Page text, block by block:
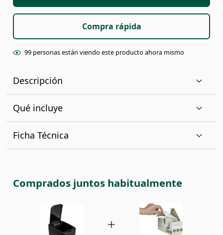
Compra rápida
99 personas están viendo este producto ahora mismo
Descripción
Qué incluye
Ficha Técnica
Comprados juntos habitualmente